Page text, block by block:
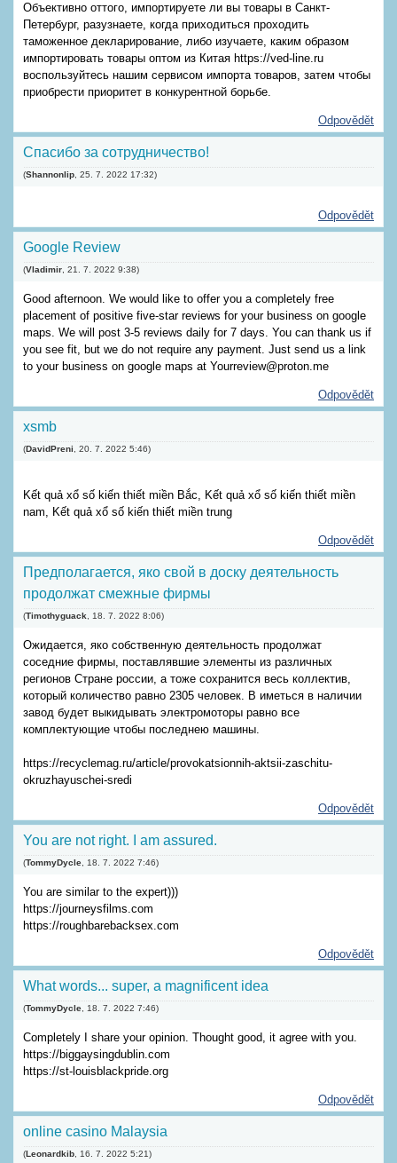
Объективно оттого, импортируете ли вы товары в Санкт-
Петербург, разузнаете, когда приходиться проходить
таможенное декларирование, либо изучаете, каким образом
импортировать товары оптом из Китая https://ved-line.ru
воспользуйтесь нашим сервисом импорта товаров, затем чтобы
приобрести приоритет в конкурентной борьбе.
Odpovědět
Спасибо за сотрудничество!
(Shannonlip 25. 7. 2022 17:32)
Odpovědět
Google Review
(Vladimir 21. 7. 2022 9:38)
Good afternoon. We would like to offer you a completely free
placement of positive five-star reviews for your business on google
maps. We will post 3-5 reviews daily for 7 days. You can thank us if
you see fit, but we do not require any payment. Just send us a link
to your business on google maps at Yourreview@proton.me
Odpovědět
xsmb
(DavidPreni 20. 7. 2022 5:46)
Kết quả xổ số kiến thiết miền Bắc, Kết quả xổ số kiến thiết miền
nam, Kết quả xổ số kiến thiết miền trung
Odpovědět
Предполагается, яко свой в доску деятельность
продолжат смежные фирмы
(Timothyguack 18. 7. 2022 8:06)
Ожидается, яко собственную деятельность продолжат
соседние фирмы, поставлявшие элементы из различных
регионов Стране россии, а тоже сохранится весь коллектив,
который количество равно 2305 человек. В иметься в наличии
завод будет выкидывать электромоторы равно все
комплектующие чтобы последнею машины.
https://recyclemag.ru/article/provokatsionnih-aktsii-zaschitu-
okruzhayuschei-sredi
Odpovědět
You are not right. I am assured.
(TommyDycle 18. 7. 2022 7:46)
You are similar to the expert)))
https://journeysfilms.com
https://roughbarebacksex.com
Odpovědět
What words... super, a magnificent idea
(TommyDycle 18. 7. 2022 7:46)
Completely I share your opinion. Thought good, it agree with you.
https://biggaysingdublin.com
https://st-louisblackpride.org
Odpovědět
online casino Malaysia
(Leonardkib 16. 7. 2022 5:21)